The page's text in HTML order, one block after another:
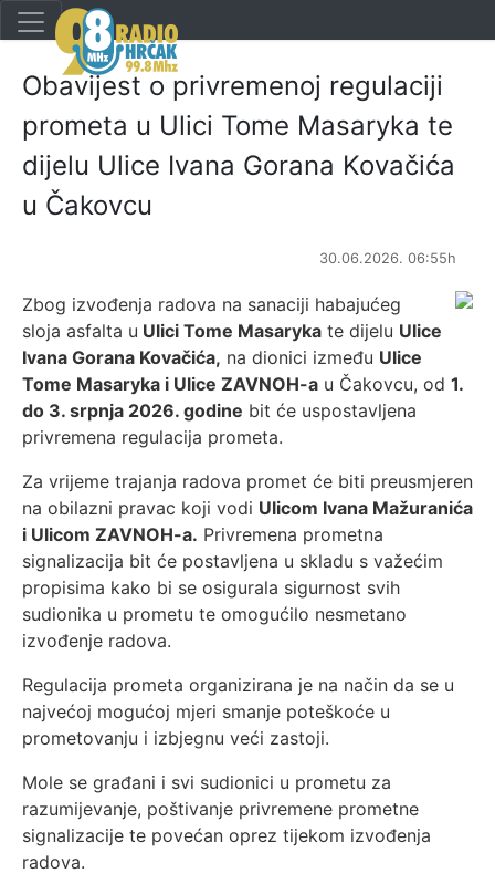
Obavijest o privremenoj regulaciji
prometa u Ulici Tome Masaryka te
dijelu Ulice Ivana Gorana Kovačića
u Čakovcu
30.06.2026. 06:55h
Zbog izvođenja radova na sanaciji habajućeg
sloja asfalta u Ulici Tome Masaryka te dijelu Ulice
Ivana Gorana Kovačića, na dionici između Ulice
Tome Masaryka i Ulice ZAVNOH-a u Čakovcu, od 1.
do 3. srpnja 2026. godine bit će uspostavljena
privremena regulacija prometa.
Za vrijeme trajanja radova promet će biti preusmjeren
na obilazni pravac koji vodi Ulicom Ivana Mažuranića
i Ulicom ZAVNOH-a. Privremena prometna
signalizacija bit će postavljena u skladu s važećim
propisima kako bi se osigurala sigurnost svih
sudionika u prometu te omogućilo nesmetano
izvođenje radova.
Regulacija prometa organizirana je na način da se u
najvećoj mogućoj mjeri smanje poteškoće u
prometovanju i izbjegnu veći zastoji.
Mole se građani i svi sudionici u prometu za
razumijevanje, poštivanje privremene prometne
signalizacije te povećan oprez tijekom izvođenja
radova.